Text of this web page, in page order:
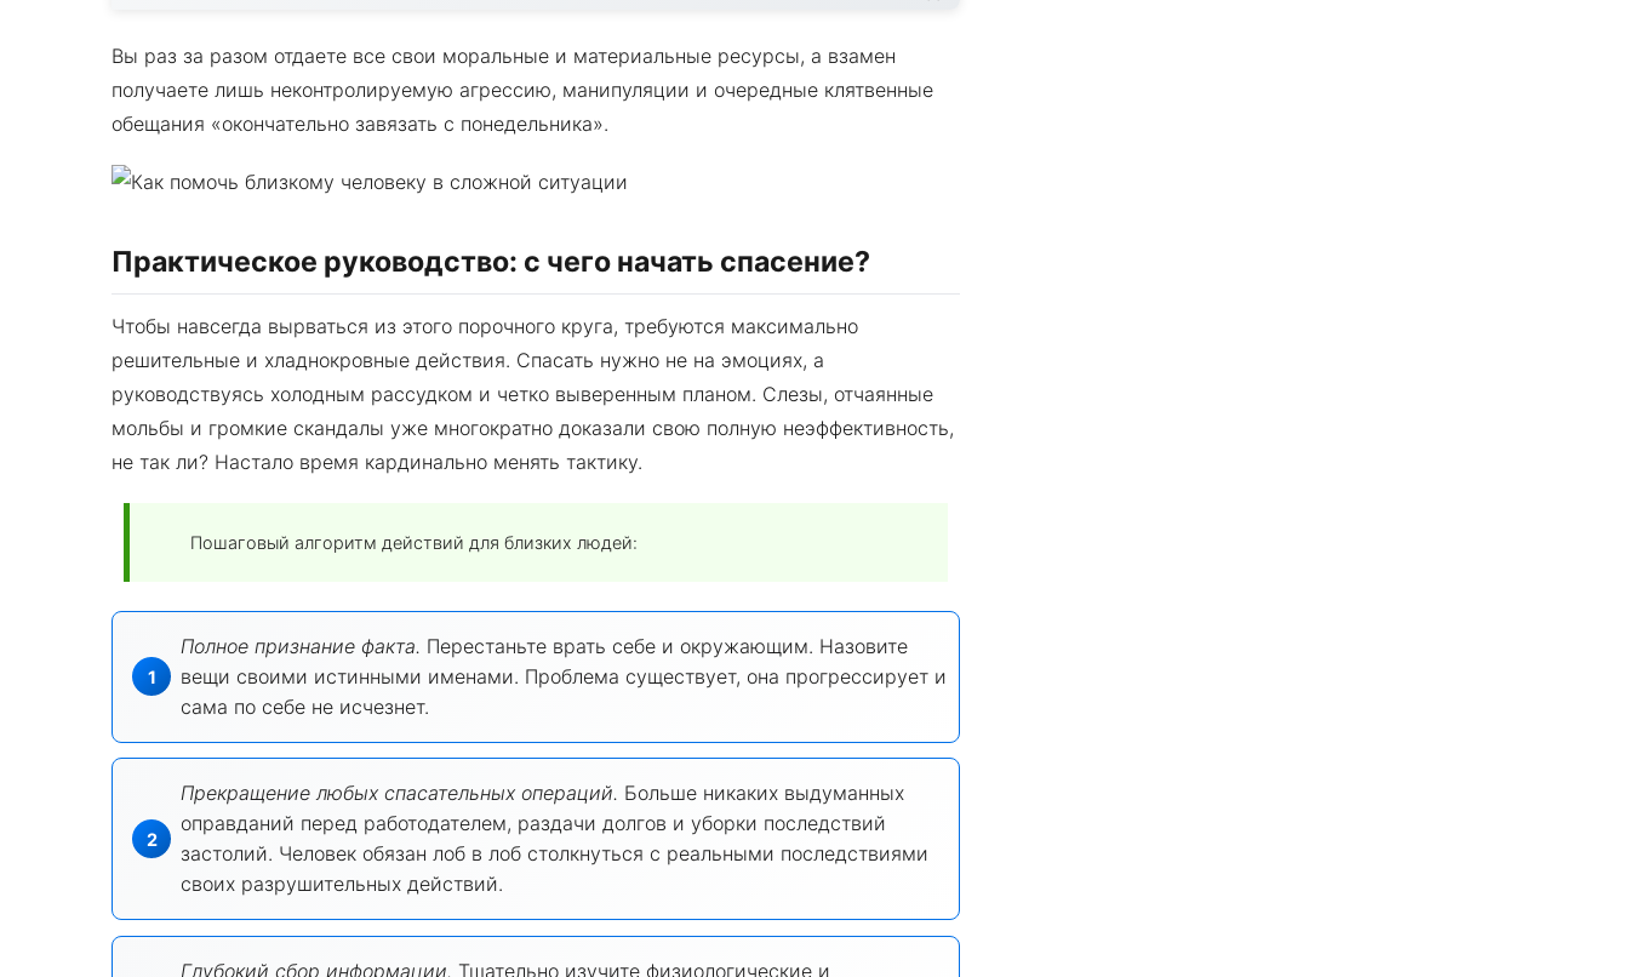
Вы раз за разом отдаете все свои моральные и материальные ресурсы, а взамен
получаете лишь неконтролируемую агрессию, манипуляции и очередные клятвенные
обещания «окончательно завязать с понедельника».
Практическое руководство: с чего начать спасение?
Чтобы навсегда вырваться из этого порочного круга, требуются максимально
решительные и хладнокровные действия. Спасать нужно не на эмоциях, а
руководствуясь холодным рассудком и четко выверенным планом. Слезы, отчаянные
мольбы и громкие скандалы уже многократно доказали свою полную неэффективность,
не так ли? Настало время кардинально менять тактику.
Пошаговый алгоритм действий для близких людей:
Полное признание факта. Перестаньте врать себе и окружающим. Назовите
вещи своими истинными именами. Проблема существует, она прогрессирует и
сама по себе не исчезнет.
Прекращение любых спасательных операций. Больше никаких выдуманных
оправданий перед работодателем, раздачи долгов и уборки последствий
застолий. Человек обязан лоб в лоб столкнуться с реальными последствиями
своих разрушительных действий.
Глубокий сбор информации. Тщательно изучите физиологические и